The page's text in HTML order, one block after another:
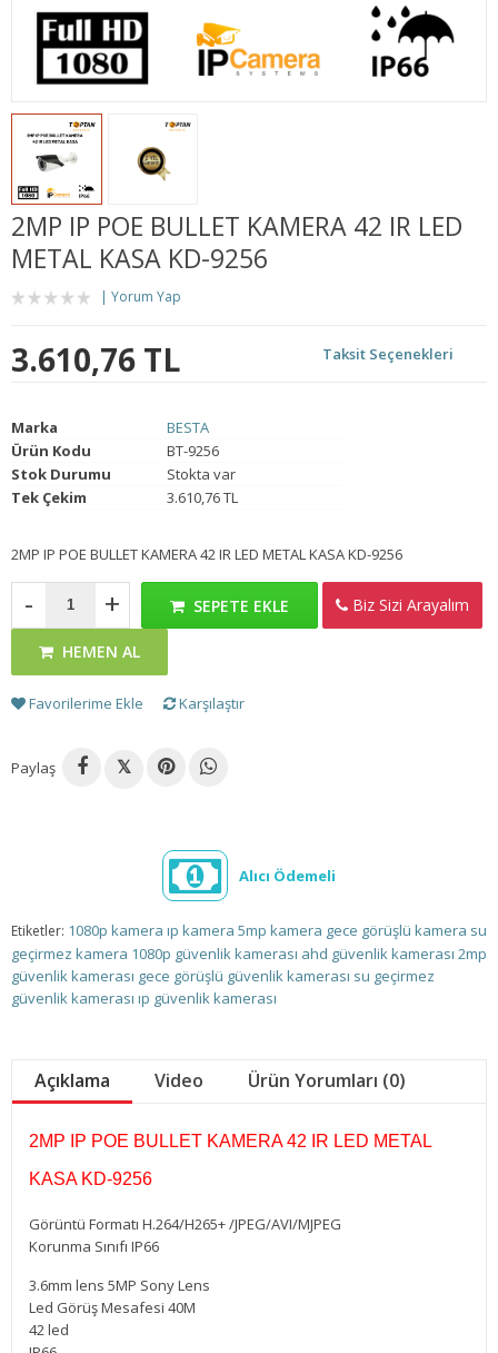
2MP IP POE BULLET KAMERA 42 IR LED
METAL KASA KD-9256
Yorum Yap
3.610,76 TL Taksit Seçenekleri
Marka
BESTA
Ürün Kodu
BT-9256
Stok Durumu
Stokta var
Tek Çekim
3.610,76 TL
2MP IP POE BULLET KAMERA 42 IR LED METAL KASA KD-9256
- + SEPETE EKLE
HEMEN AL
Favorilerime Ekle Karşılaştır
Biz Sizi Arayalım
Paylaş 𝕏
Alıcı Ödemeli
Etiketler: 1080p kamera ıp kamera 5mp kamera gece görüşlü kamera su
geçirmez kamera 1080p güvenlik kamerası ahd güvenlik kamerası 2mp
güvenlik kamerası gece görüşlü güvenlik kamerası su geçirmez
güvenlik kamerası ıp güvenlik kamerası
Açıklama Video Ürün Yorumları (0)
2MP IP POE BULLET KAMERA 42 IR LED METAL
KASA KD-9256
Görüntü Formatı H.264/H265+ /JPEG/AVI/MJPEG
Korunma Sınıfı IP66
3.6mm lens 5MP Sony Lens
Led Görüş Mesafesi 40M
42 led